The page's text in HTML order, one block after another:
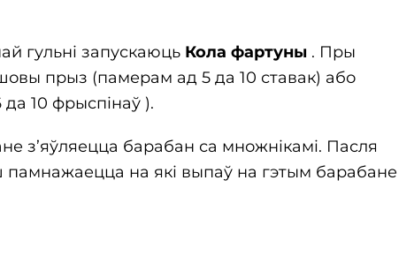
гульні запускаюць Кола фартуны . Пры
прыз (памерам ад 5 да 10 ставак) або
10 фрыспінаў ).
з’яўляецца барабан са множнікамі. Пасля
на які выпаў на гэтым барабане